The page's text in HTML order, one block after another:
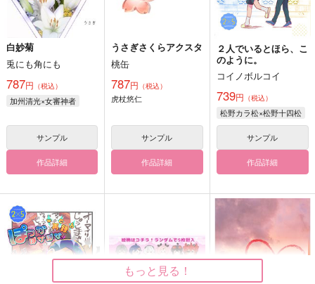
白妙菊
兎にも角にも
787円 （税込）
加州清光×女審神者
サンプル
作品詳細
うさぎさくらアクスタ
桃缶
787円 （税込）
虎杖悠仁
サンプル
作品詳細
２人でいるとほら、こ
のように。
コイノボルコイ
739円 （税込）
松野カラ松×松野十四松
サンプル
作品詳細
もっと見る！